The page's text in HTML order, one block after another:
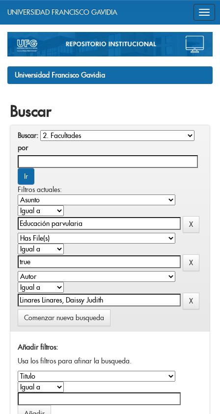
navigation
UNIVERSIDAD FRANCISCO GAVIDIA
Universidad Francisco Gavidia
Buscar
Buscar:
por
Filtros actuales:
Comenzar nueva busqueda
Añadir filtros:
Usa los filtros para afinar la busqueda.